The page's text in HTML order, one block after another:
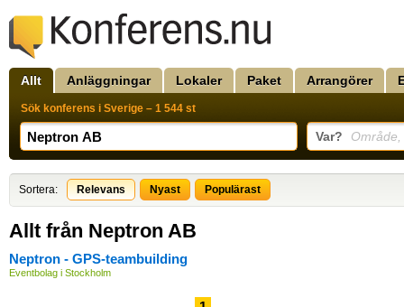
Allt Anläggningar Lokaler Paket Arrangörer
Sök konferens i Sverige – 1 544 st
Var?
Sortera: Relevans Nyast Populärast
Allt från Neptron AB
Neptron - GPS-teambuilding
Eventbolag i Stockholm